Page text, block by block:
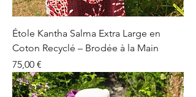
Étole Kantha Salma Extra Large en
Coton Recyclé – Brodée à la Main
Prix
75,00 €